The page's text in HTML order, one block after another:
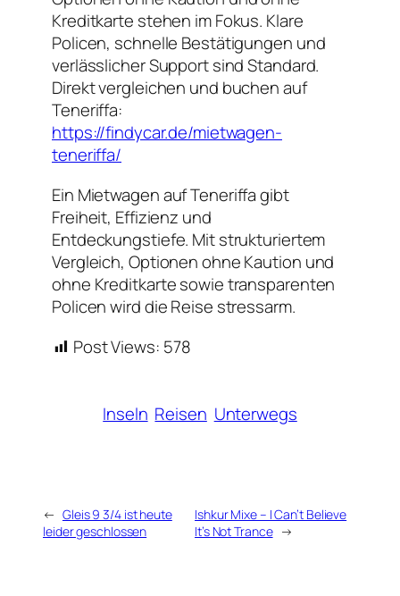
Kreditkarte stehen im Fokus. Klare
Policen, schnelle Bestätigungen und
verlässlicher Support sind Standard.
Direkt vergleichen und buchen auf
Teneriffa:
https://findycar.de/mietwagen-
teneriffa/
Ein Mietwagen auf Teneriffa gibt
Freiheit, Effizienz und
Entdeckungstiefe. Mit strukturiertem
Vergleich, Optionen ohne Kaution und
ohne Kreditkarte sowie transparenten
Policen wird die Reise stressarm.
Post Views: 578
Inseln Reisen Unterwegs
← Gleis 9 3/4 ist heute
leider geschlossen
Ishkur Mixe – I Can’t Believe
It’s Not Trance →